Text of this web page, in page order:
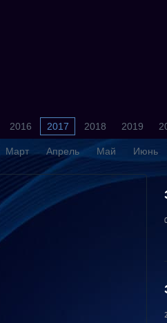
2016 2017 2018 2019
Март Апрель Май Июнь